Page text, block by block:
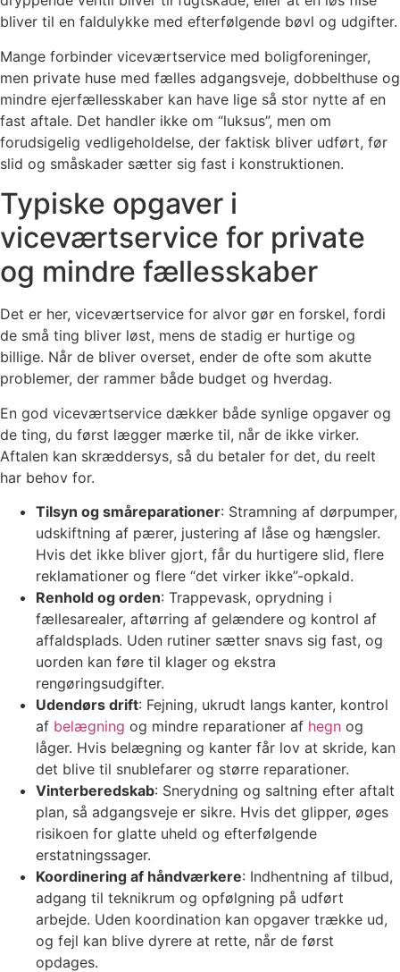
bliver til en faldulykke med efterfølgende bøvl og udgifter.
Mange forbinder viceværtservice med boligforeninger,
men private huse med fælles adgangsveje, dobbelthuse og
mindre ejerfællesskaber kan have lige så stor nytte af en
fast aftale. Det handler ikke om “luksus”, men om
forudsigelig vedligeholdelse, der faktisk bliver udført, før
slid og småskader sætter sig fast i konstruktionen.
Typiske opgaver i
viceværtservice for private
og mindre fællesskaber
Det er her, viceværtservice for alvor gør en forskel, fordi
de små ting bliver løst, mens de stadig er hurtige og
billige. Når de bliver overset, ender de ofte som akutte
problemer, der rammer både budget og hverdag.
En god viceværtservice dækker både synlige opgaver og
de ting, du først lægger mærke til, når de ikke virker.
Aftalen kan skræddersys, så du betaler for det, du reelt
har behov for.
Tilsyn og småreparationer: Stramning af dørpumper,
udskiftning af pærer, justering af låse og hængsler.
Hvis det ikke bliver gjort, får du hurtigere slid, flere
reklamationer og flere “det virker ikke”-opkald.
Renhold og orden: Trappevask, oprydning i
fællesarealer, aftørring af gelændere og kontrol af
affaldsplads. Uden rutiner sætter snavs sig fast, og
uorden kan føre til klager og ekstra
rengøringsudgifter.
Udendørs drift: Fejning, ukrudt langs kanter, kontrol
af belægning og mindre reparationer af hegn og
låger. Hvis belægning og kanter får lov at skride, kan
det blive til snublefarer og større reparationer.
Vinterberedskab: Snerydning og saltning efter aftalt
plan, så adgangsveje er sikre. Hvis det glipper, øges
risikoen for glatte uheld og efterfølgende
erstatningssager.
Koordinering af håndværkere: Indhentning af tilbud,
adgang til teknikrum og opfølgning på udført
arbejde. Uden koordination kan opgaver trække ud,
og fejl kan blive dyrere at rette, når de først
opdages.